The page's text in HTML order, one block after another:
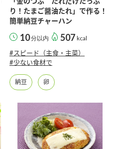
り！たまご醤油たれ」で作る！
簡単納豆チャーハン
10分以内 507 kcal
#スピード（主食・主菜）
#少ない食材で
納豆 卵